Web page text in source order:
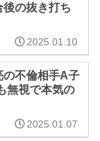
後の抜き打ち
2025.01.10
の不倫相手A子
無視で本気の
2025.01.07